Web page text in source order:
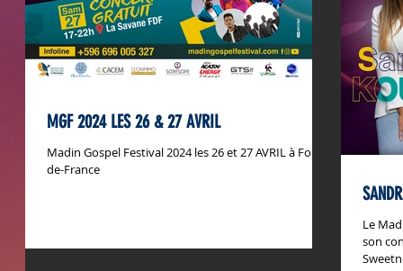
MGF 2024 LES 26 & 27 AVRIL
Madin Gospel Festival 2024 les 26 et 27 AVRIL à Fort-
de-France
Le
son